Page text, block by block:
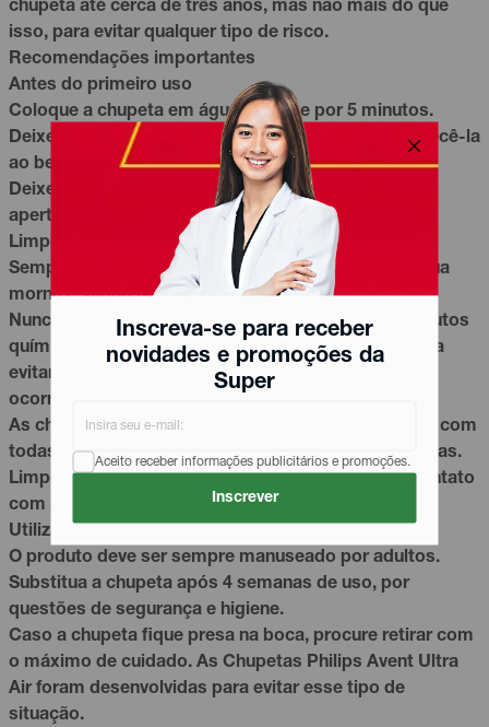
Inscreva-se para receber
novidades e promoções da
Super
Aceito receber informações publicitários e promoções.
Inscrever
chupeta até cerca de três anos, mas não mais do que
isso, para evitar qualquer tipo de risco.
Recomendações importantes
Antes do primeiro uso
Coloque a chupeta em água fervente por 5 minutos.
Deixe a chupeta esfriar por 5 minutos antes de oferecê-la
ao bebê.
Deixe a água presa dentro do bico esfriar e depois
aperte-o, para garantir a higiene completa.
Limpeza e esterilização
Sempre limpe a chupeta antes de cada uso com água
morna e sabão neutro.
Nunca utilize agentes de limpeza abrasivos ou produtos
químicos/substâncias agressivos em chupetas, para
evitar danos nos componentes plásticos. Caso isso
ocorra, substitua a chupeta imediatamente.
As chupetas Philips Avent Ultra Air são compatíveis com
todas as formas de esterilização normalmente usadas.
Limpe bem as superfícies e suas
antes do contato
com as chupetas esterilizadas.
Utilização
O produto deve ser sempre manuseado por adultos.
Substitua a chupeta após 4 semanas de uso, por
questões de segurança e higiene.
Caso a chupeta fique presa na boca, procure retirar com
o máximo de cuidado. As Chupetas Philips Avent Ultra
Air foram desenvolvidas para evitar esse tipo de
situação.